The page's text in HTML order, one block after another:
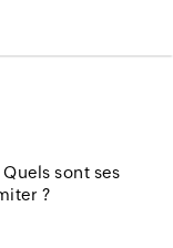
sont ses
?